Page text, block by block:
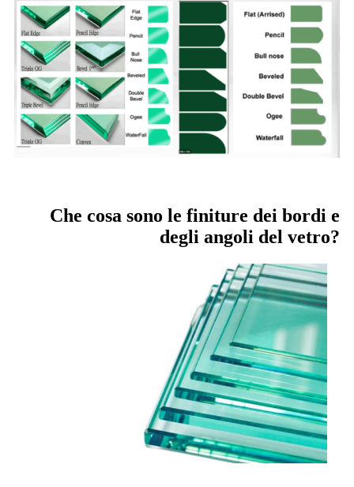
Che cosa sono le finiture dei bordi e
degli angoli del vetro?